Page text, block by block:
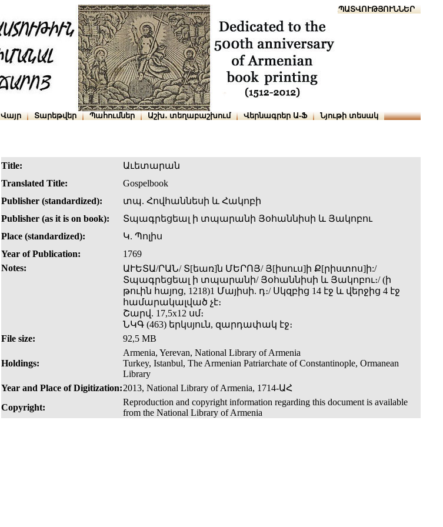
ՆԱԽԱՊԱՏՎՈՒԹՅՈՒՆՆԵՐ
Վայր Տարեթվեր Պահումներ Աշխ․ տեղաբաշխում Վերնագրեր Ա-Ֆ Նյութի տեսակ
Title:
Աւետարան
Translated Title:
Gospelbook
Publisher (standardized):
տպ. Հովհաննեսի և Հակոբի
Publisher (as it is on book):
Տպագրեցեալ ի տպարանի Յօհաննիսի և Յակոբու
Place (standardized):
Կ. Պոլիս
Year of Publication:
1769
Notes:
ԱՒԵՏԱ/ՐԱՆ/ Տ[եառ]ն ՄԵՐՈՅ/ Յ[իսուս]ի Ք[րիստոս]ի:/
Տպագրեցեալ ի տպարանի/ Յօհաննիսի և Յակոբու։/ (ի
թուին հայոց, 1218)1 Մայիսի. դ։/ Սկզբից 14 էջ և վերջից 4 էջ
համարակալված չէ։
Շարվ. 17,5x12 սմ։
ՆԿԳ (463) երկսյուն, զարդափակ էջ։
File size:
92,5 MB
Holdings:
Armenia, Yerevan, National Library of Armenia
Turkey, Istanbul, The Armenian Patriarchate of Constantinople, Ormanean
Library
Year and Place of Digitization:2013, National Library of Armenia, 1714-ԱՀ
Copyright:
Reproduction and copyright information regarding this document is available
from the National Library of Armenia